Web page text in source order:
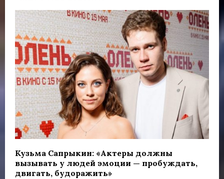
Кузьма Сапрыкин: «Актеры должны
вызывать у людей эмоции — пробуждать,
двигать, будоражить»